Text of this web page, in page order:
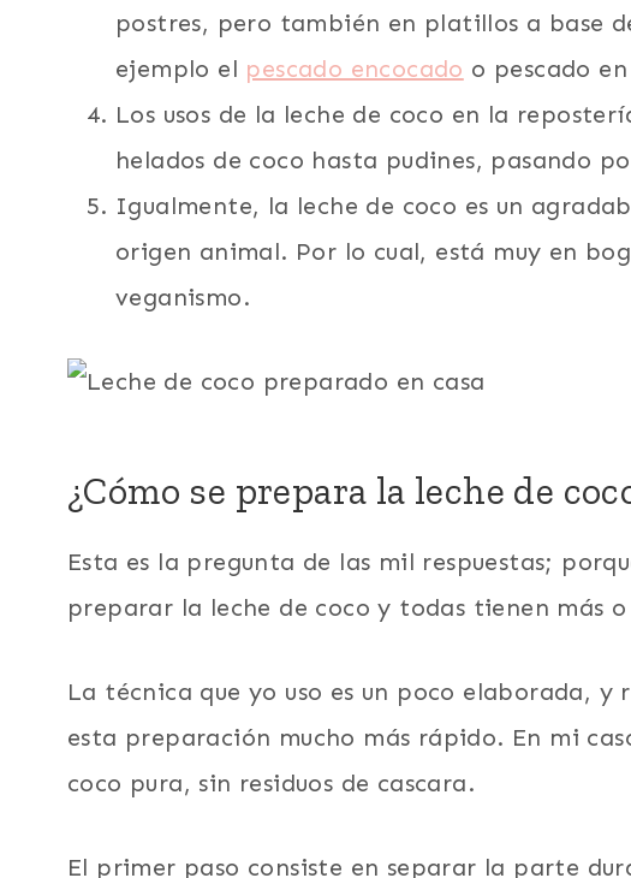
postres, pero también en platillos a base
ejemplo el pescado encocado o pescado
Los usos de la leche de coco en la
helados de coco hasta pudines, pasando
Igualmente, la leche de coco es un
origen animal. Por lo cual, está muy en
veganismo.
¿Cómo se prepara la leche de
Esta es la pregunta de las mil respuestas;
preparar la leche de coco y todas tienen más
La técnica que yo uso es un poco elaborada, y
esta preparación mucho más rápido. En mi
coco pura, sin residuos de cascara.
El primer paso consiste en separar la parte